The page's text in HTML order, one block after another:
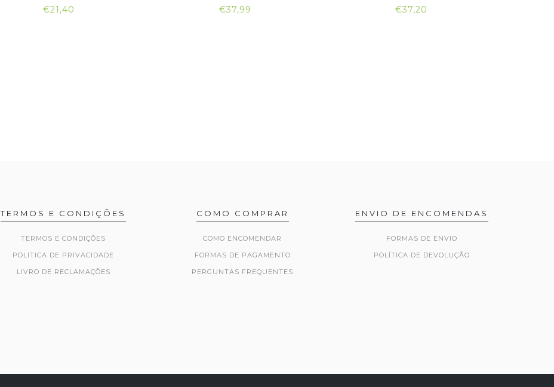
€21,40 €37,99 €37,20
TERMOS E CONDIÇÕES
TERMOS E CONDIÇÕES
POLITICA DE PRIVACIDADE
LIVRO DE RECLAMAÇÕES
COMO COMPRAR
COMO ENCOMENDAR
FORMAS DE PAGAMENTO
PERGUNTAS FREQUENTES
ENVIO DE ENCOMENDAS
FORMAS DE ENVIO
POLÍTICA DE DEVOLUÇÃO